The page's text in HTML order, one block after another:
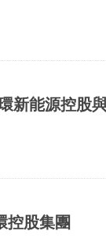
能源控股
控股集團